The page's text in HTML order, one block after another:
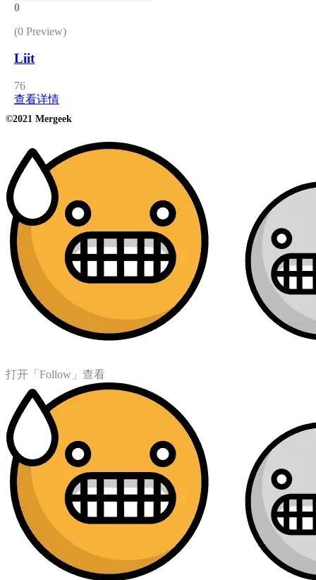
0
(0 Preview)
Liit
76
查看详情
©2021 Mergeek
打开「Follow」查看